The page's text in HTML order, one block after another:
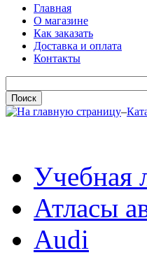
Главная
О магазине
Как заказать
Доставка и оплата
Контакты
–
Учебная
Атласы
Audi